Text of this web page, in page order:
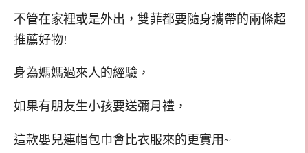
不管在家裡或是外出，雙菲都要隨身攜帶的兩條超
推薦好物!
身為媽媽過來人的經驗，
如果有朋友生小孩要送彌月禮，
這款嬰兒連帽包巾會比衣服來的更實用~